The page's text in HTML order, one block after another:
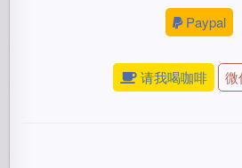
Paypal
请我喝咖啡 微